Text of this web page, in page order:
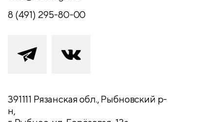
8 (491) 295-80-00
391111 Рязанская обл., Рыбновский р-
н,